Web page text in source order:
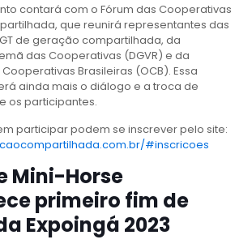
contará com o Fórum das Cooperativas
que reunirá representantes das
de geração compartilhada, da
das Cooperativas (DGVR) e da
Brasileiras (OCB). Essa
ainda mais o diálogo e a troca de
os participantes.
participar podem se inscrever pelo site:
#inscricoes
Mini-Horse
primeiro fim de
Expoingá 2023